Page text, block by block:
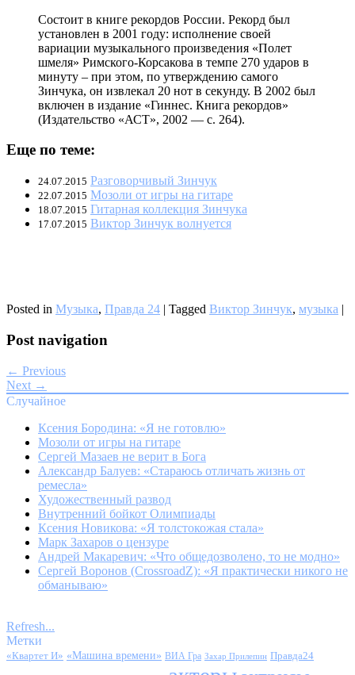
Состоит в книге рекордов России. Рекорд был
установлен в 2001 году: исполнение своей
вариации музыкального произведения «Полет
шмеля» Римского-Корсакова в темпе 270 ударов в
минуту – при этом, по утверждению самого
Зинчука, он извлекал 20 нот в секунду. В 2002 был
включен в издание «Гиннес. Книга рекордов»
(Издательство «АСТ», 2002 — с. 264).
Еще по теме:
24.07.2015 Разговорчивый Зинчук
22.07.2015 Мозоли от игры на гитаре
18.07.2015 Гитарная коллекция Зинчука
17.07.2015 Виктор Зинчук волнуется
Posted in Музыка, Правда 24 | Tagged Виктор Зинчук, музыка |
Post navigation
← Previous
Next →
Случайное
Ксения Бородина: «Я не готовлю»
Мозоли от игры на гитаре
Сергей Мазаев не верит в Бога
Александр Балуев: «Стараюсь отличать жизнь от
ремесла»
Художественный развод
Внутренний бойкот Олимпиады
Ксения Новикова: «Я толстокожая стала»
Марк Захаров о цензуре
Андрей Макаревич: «Что общедозволено, то не модно»
Сергей Воронов (CrossroadZ): «Я практически никого не
обманываю»
Refresh...
Метки
«Квартет И» «Машина времени» ВИА Гра Захар Прилепин Правда24